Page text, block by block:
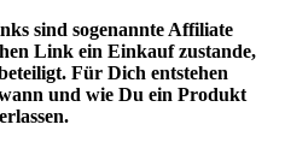
sind sogenannte Affiliate
Link ein Einkauf zustande,
Für Dich entstehen
und wie Du ein Produkt